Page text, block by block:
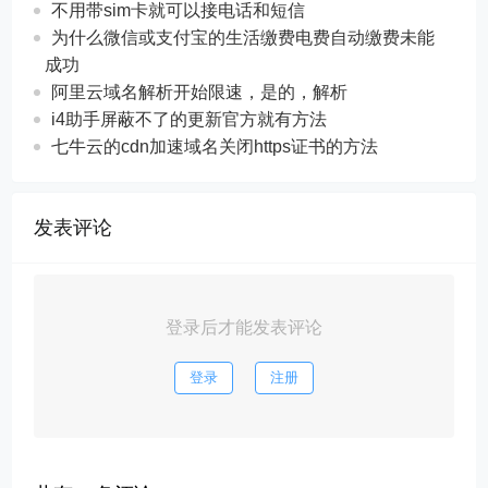
不用带sim卡就可以接电话和短信
为什么微信或支付宝的生活缴费电费自动缴费未能
成功
阿里云域名解析开始限速，是的，解析
i4助手屏蔽不了的更新官方就有方法
七牛云的cdn加速域名关闭https证书的方法
发表评论
登录后才能发表评论
登录 注册